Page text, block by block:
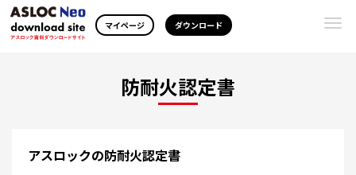
マイページ ダウンロード
防耐火認定書
アスロックの防耐火認定書